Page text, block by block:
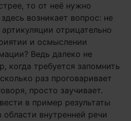
то от неё нужно
возникает вопрос: не
отрицательно
и осмыслении
Ведь далеко не
когда требуется запомнить
раз проговаривает
просто заучивает.
в пример результаты
внутренней речи